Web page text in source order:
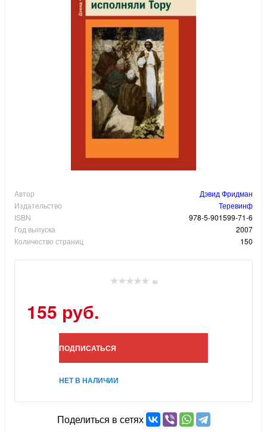
Автор
Дэвид Фридман
Издательство
Теревинф
ISBN
978-5-901599-71-6
Год выпуска
2007
Количество страниц
150
(0)
155 руб.
ПОДПИСАТЬСЯ
НЕТ В НАЛИЧИИ
Поделиться в сетях